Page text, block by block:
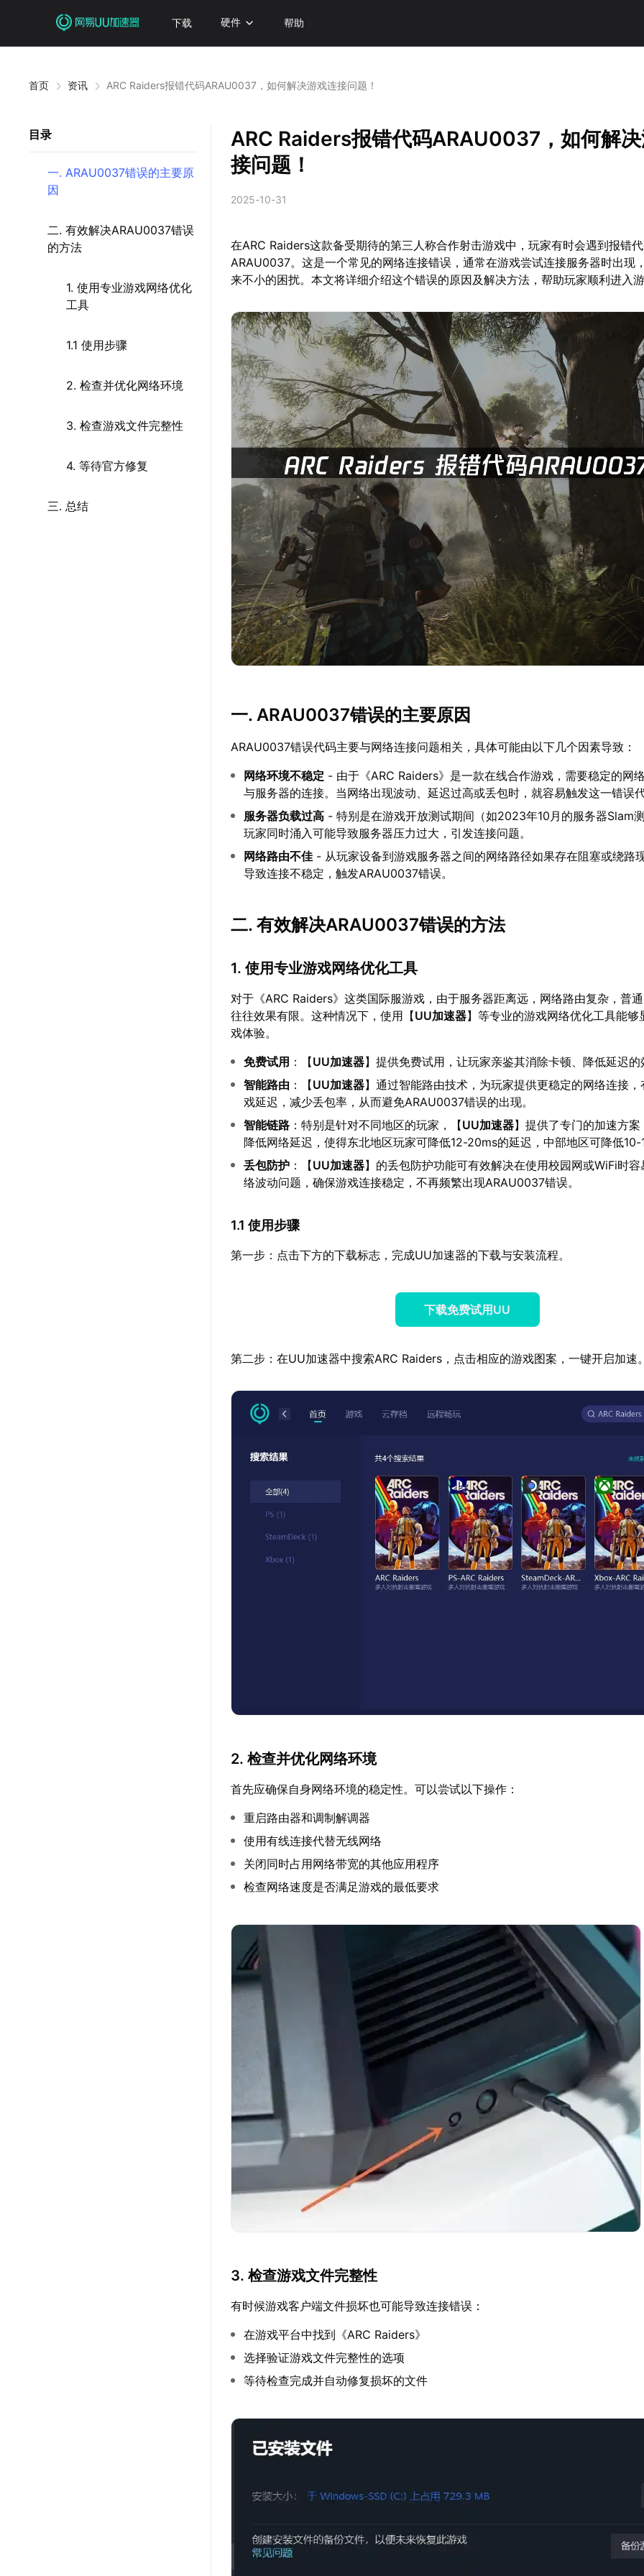
下载 硬件 帮助
首页 资讯 ARC Raiders报错代码ARAU0037，如何解决游戏连接问题！
目录
一. ARAU0037错误的主要原
因
二. 有效解决ARAU0037错误
的方法
1. 使用专业游戏网络优化
工具
1.1 使用步骤
2. 检查并优化网络环境
3. 检查游戏文件完整性
4. 等待官方修复
三. 总结
ARC Raiders报错代码ARAU0037，如何解
接问题！
2025-10-31
在ARC Raiders这款备受期待的第三人称合作射击游戏中，玩家有时会遇到报错
ARAU0037。这是一个常见的网络连接错误，通常在游戏尝试连接服务器时出现
来不小的困扰。本文将详细介绍这个错误的原因及解决方法，帮助玩家顺利进入
一. ARAU0037错误的主要原因
ARAU0037错误代码主要与网络连接问题相关，具体可能由以下几个因素导致：
网络环境不稳定 - 由于《ARC Raiders》是一款在线合作游戏，需要稳定的网
与服务器的连接。当网络出现波动、延迟过高或丢包时，就容易触发这一错误
服务器负载过高 - 特别是在游戏开放测试期间（如2023年10月的服务器Slam
玩家同时涌入可能导致服务器压力过大，引发连接问题。
网络路由不佳 - 从玩家设备到游戏服务器之间的网络路径如果存在阻塞或绕路
导致连接不稳定，触发ARAU0037错误。
二. 有效解决ARAU0037错误的方法
1. 使用专业游戏网络优化工具
对于《ARC Raiders》这类国际服游戏，由于服务器距离远，网络路由复杂，普
往往效果有限。这种情况下，使用【UU加速器】等专业的游戏网络优化工具能够
戏体验。
免费试用 ：【UU加速器】提供免费试用，让玩家亲鉴其消除卡顿、降低延迟的
智能路由 ：【UU加速器】通过智能路由技术，为玩家提供更稳定的网络连接
戏延迟，减少丢包率，从而避免ARAU0037错误的出现。
智能链路 ：特别是针对不同地区的玩家，【UU加速器】提供了专门的加速方
降低网络延迟，使得东北地区玩家可降低12-20ms的延迟，中部地区可降低
丢包防护 ：【UU加速器】的丢包防护功能可有效解决在使用校园网或WiFi时
络波动问题，确保游戏连接稳定，不再频繁出现ARAU0037错误。
1.1 使用步骤
第一步：点击下方的下载标志，完成UU加速器的下载与安装流程。
下载免费试用UU
第二步：在UU加速器中搜索ARC Raiders，点击相应的游戏图案，一键开启加速
2. 检查并优化网络环境
首先应确保自身网络环境的稳定性。可以尝试以下操作：
重启路由器和调制解调器
使用有线连接代替无线网络
关闭同时占用网络带宽的其他应用程序
检查网络速度是否满足游戏的最低要求
3. 检查游戏文件完整性
有时候游戏客户端文件损坏也可能导致连接错误：
在游戏平台中找到《ARC Raiders》
选择验证游戏文件完整性的选项
等待检查完成并自动修复损坏的文件